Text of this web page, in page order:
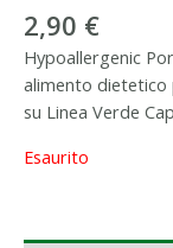
2,90 €
Hypoallergenic
alimento dietetico
su Linea Verde
Esaurito